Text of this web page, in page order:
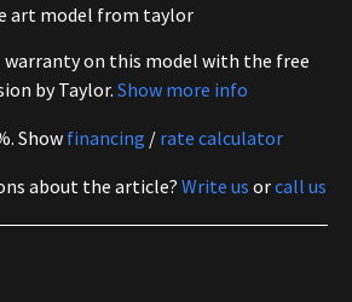
art model from taylor
warranty on this model with the free
by Taylor. Show more info
Show financing / rate calculator
about the article? Write us orcall us